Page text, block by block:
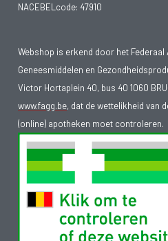
NACEBELcode: 47910
Webshop is erkend door het
Geneesmiddelen en
Victor Hortaplein 40, bus 40 1060
www.fagg.be, dat de wettelikheid van
(online) apotheken moet controleren.